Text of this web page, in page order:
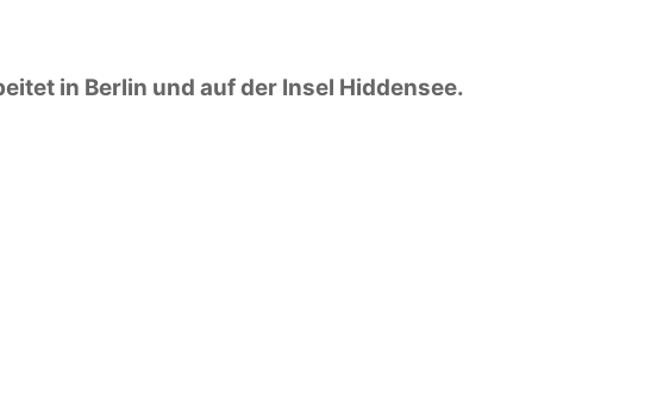
in Berlin und auf der Insel Hiddensee.